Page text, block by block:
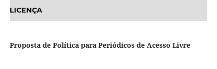
LICENÇA
Proposta de Política para Periódicos de Acesso Livre